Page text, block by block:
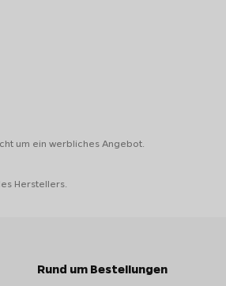
um ein werbliches Angebot.
Herstellers.
Rund um Bestellungen